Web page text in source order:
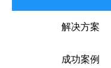
解决方案
成功案例